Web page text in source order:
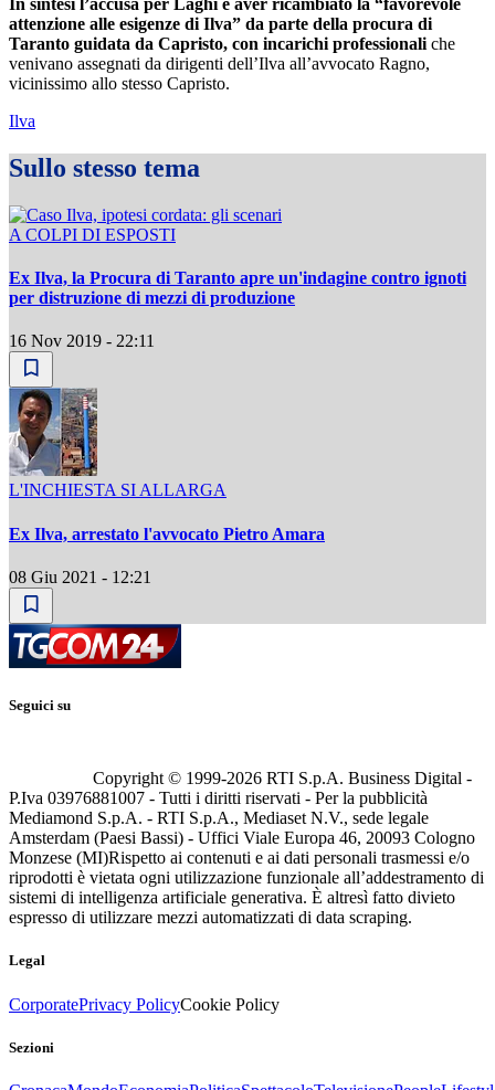
In sintesi l’accusa per Laghi è aver ricambiato la “favorevole
attenzione alle esigenze di Ilva” da parte della procura di
Taranto guidata da Capristo, con incarichi professionali che
venivano assegnati da dirigenti dell’Ilva all’avvocato Ragno,
vicinissimo allo stesso Capristo.
Ilva
Sullo stesso tema
A COLPI DI ESPOSTI
Ex Ilva, la Procura di Taranto apre un'indagine contro ignoti
per distruzione di mezzi di produzione
16 Nov 2019 - 22:11
L'INCHIESTA SI ALLARGA
Ex Ilva, arrestato l'avvocato Pietro Amara
08 Giu 2021 - 12:21
Seguici su
Copyright © 1999-2026 RTI S.p.A. Business Digital -
P.Iva 03976881007 - Tutti i diritti riservati - Per la pubblicità
Mediamond S.p.A. - RTI S.p.A., Mediaset N.V., sede legale
Amsterdam (Paesi Bassi) - Uffici Viale Europa 46, 20093 Cologno
Monzese (MI)Rispetto ai contenuti e ai dati personali trasmessi e/o
riprodotti è vietata ogni utilizzazione funzionale all’addestramento di
sistemi di intelligenza artificiale generativa. È altresì fatto divieto
espresso di utilizzare mezzi automatizzati di data scraping.
Legal
CorporatePrivacy PolicyCookie Policy
Sezioni